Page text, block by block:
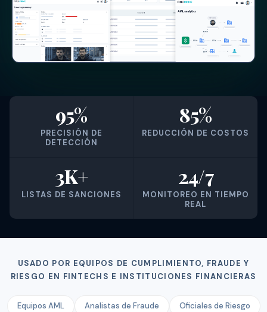
95%
PRECISIÓN DE
DETECCIÓN
85%
REDUCCIÓN DE COSTOS
3K+
LISTAS DE SANCIONES
24/7
MONITOREO EN TIEMPO
REAL
USADO POR EQUIPOS DE CUMPLIMIENTO, FRAUDE Y
RIESGO EN FINTECHS E INSTITUCIONES FINANCIERAS
Equipos AML Analistas de Fraude Oficiales de Riesgo